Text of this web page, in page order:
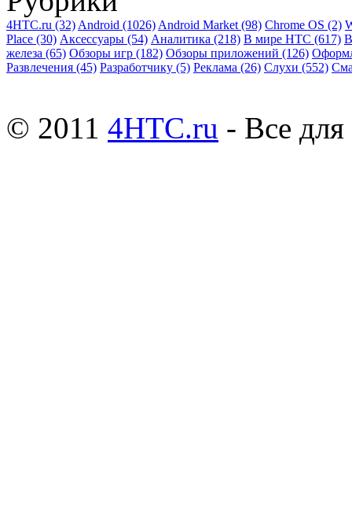
4HTC.ru (32) Android (1026) Android Market (98) Chrome OS (2)
Place (30) Аксессуары (54) Аналитика (218) В мире HTC (617)
железа (65) Обзоры игр (182) Обзоры приложений (126)
Развлечения (45) Разработчику (5) Реклама (26) Слухи (552)
© 2011 4HTC.ru - Все